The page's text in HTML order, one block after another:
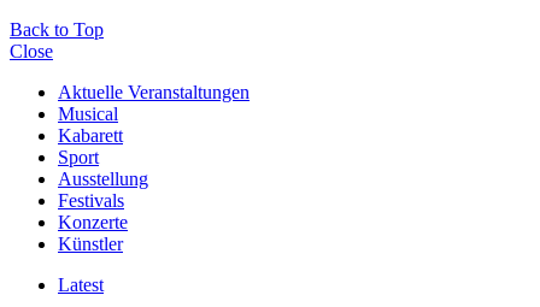
Back to Top
Close
Aktuelle Veranstaltungen
Musical
Kabarett
Sport
Ausstellung
Festivals
Konzerte
Künstler
Latest